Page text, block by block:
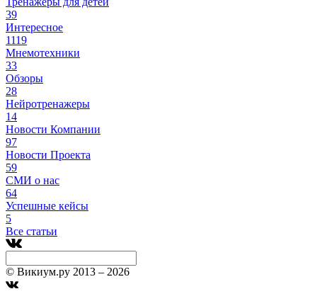
39
Интересное
1119
Мнемотехники
33
Обзоры
28
Нейротренажеры
14
Новости Компании
97
Новости Проекта
59
СМИ о нас
64
Успешные кейсы
5
Все статьи
© Викиум.ру 2013 – 2026